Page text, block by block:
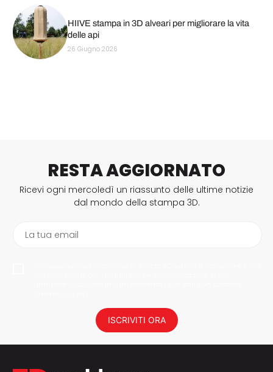
HIIVE stampa in 3D alveari per migliorare la vita
delle api
26 Giugno 2026
RESTA AGGIORNATO
Ricevi ogni mercoledì un riassunto delle ultime notizie
dal mondo della stampa 3D.
La tua email
ISCRIVITI ORA